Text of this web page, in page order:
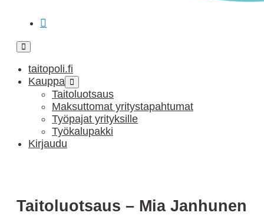
Ostoskori
Näytä/piilota
taitopoli.fi
Kauppa Näytä/piilota
valikkomenu
Taitoluotsaus
Maksuttomat yritystapahtumat
Työpajat yrityksille
Työkalupakki
Kirjaudu
Taitoluotsaus – Mia Janhunen